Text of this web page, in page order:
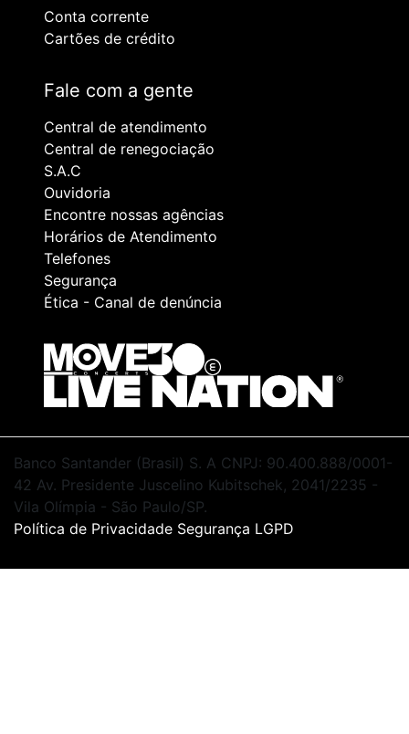
Conta corrente
Cartões de crédito
Fale com a gente
Central de atendimento
Central de renegociação
S.A.C
Ouvidoria
Encontre nossas agências
Horários de Atendimento
Telefones
Segurança
Ética - Canal de denúncia
Banco Santander (Brasil) S. A CNPJ: 90.400.888/0001-
42 Av. Presidente Juscelino Kubitschek, 2041/2235 -
Vila Olímpia - São Paulo/SP.
Política de Privacidade Segurança LGPD